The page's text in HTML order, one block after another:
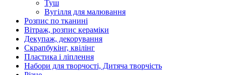
Туш
Вугілля для малювання
Розпис по тканині
Вітраж, розпис кераміки
Декупаж, декорування
Скрапбукінг, квілінг
Пластика і ліплення
Набори для творчості, Дитяча творчість